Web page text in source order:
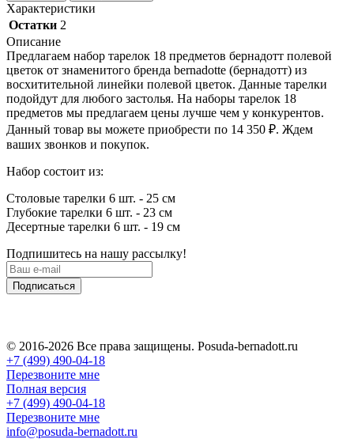
Характеристики
Остатки 2
Описание
Предлагаем набор тарелок 18 предметов бернадотт полевой
цветок от знаменитого бренда bernadotte (бернадотт) из
восхитительной линейки полевой цветок. Данные тарелки
подойдут для любого застолья. На наборы тарелок 18
предметов мы предлагаем цены лучше чем у конкурентов.
Данный товар вы можете приобрести по 14 350 ₽. Ждем
ваших звонков и покупок.
Набор состоит из:
Столовые тарелки 6 шт. - 25 см
Глубокие тарелки 6 шт. - 23 см
Десертные тарелки 6 шт. - 19 см
Подпишитесь на нашу рассылку!
Подписаться
© 2016-2026 Все права защищены. Posuda-bernadott.ru
+7 (499) 490-04-18
Перезвоните мне
Полная версия
+7 (499) 490-04-18
Перезвоните мне
info@posuda-bernadott.ru